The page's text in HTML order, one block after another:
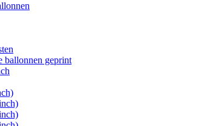
ballonnen geprint